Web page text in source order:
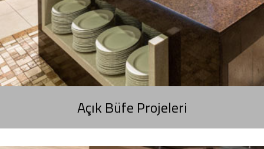
Açık Büfe Projeleri